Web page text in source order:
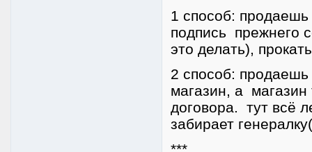
1 способ:
подпись прежнего
это делать),
2 способ:
магазин, а
договора. тут всё
забирает